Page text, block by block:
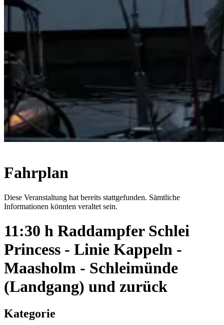
Fahrplan
Diese Veranstaltung hat bereits stattgefunden. Sämtliche
Informationen könnten veraltet sein.
11:30 h Raddampfer Schlei
Princess - Linie Kappeln -
Maasholm - Schleimünde
(Landgang) und zurück
Kategorie